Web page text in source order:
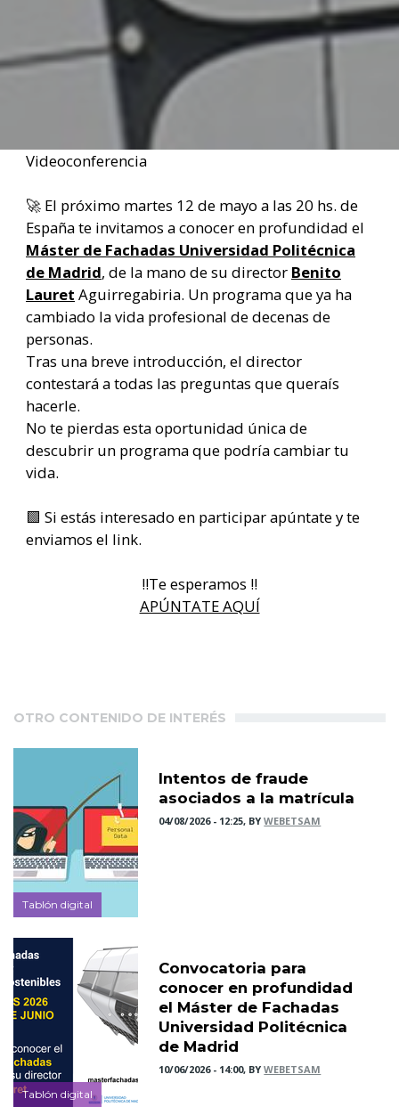
Videoconferencia
🚀 El próximo martes 12 de mayo a las 20 hs. de
España te invitamos a conocer en profundidad el
Máster de Fachadas Universidad Politécnica
de Madrid, de la mano de su director Benito
Lauret Aguirregabiria. Un programa que ya ha
cambiado la vida profesional de decenas de
personas.
Tras una breve introducción, el director
contestará a todas las preguntas que queraís
hacerle.
No te pierdas esta oportunidad única de
descubrir un programa que podría cambiar tu
vida.
🟩 Si estás interesado en participar apúntate y te
enviamos el link.
‼️Te esperamos ‼️
APÚNTATE AQUÍ
OTRO CONTENIDO DE INTERÉS
Tablón digital
Intentos de fraude
asociados a la matrícula
04/08/2026 - 12:25, BYWEBETSAM
Tablón digital
Convocatoria para
conocer en profundidad
el Máster de Fachadas
Universidad Politécnica
de Madrid
10/06/2026 - 14:00, BYWEBETSAM